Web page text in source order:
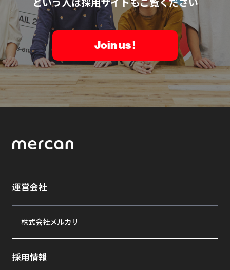
Join us !
運営会社
株式会社メルカリ
採用情報